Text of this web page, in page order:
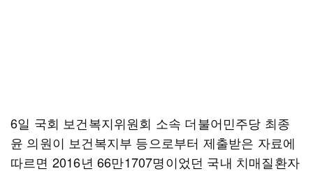
6일 국회 보건복지위원회 소속 더불어민주당 최종
윤 의원이 보건복지부 등으로부터 제출받은 자료에
따르면 2016년 66만1707명이었던 국내 치매질환자